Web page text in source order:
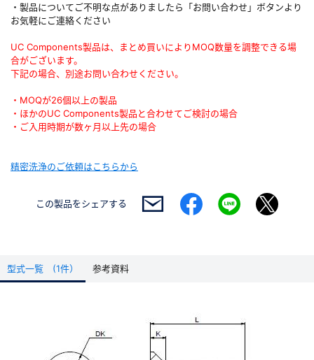
・製品についてご不明な点がありましたら「お問い合わせ」ボタンより
お気軽にご連絡ください
UC Components製品は、まとめ買いによりMOQ数量を調整できる場
合がございます。
下記の場合、別途お問い合わせください。
・MOQが26個以上の製品
・ほかのUC Components製品と合わせてご検討の場合
・ご入用時期が数ヶ月以上先の場合
精密洗浄のご依頼はこちらから
この製品をシェアする
型式一覧 (1件） 参考資料